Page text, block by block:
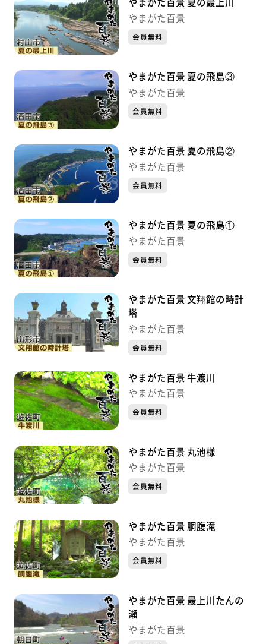
やまがた百景 夏の最上川
やまがた百景
会員無料
やまがた百景 夏の飛島③
やまがた百景
会員無料
やまがた百景 夏の飛島②
やまがた百景
会員無料
やまがた百景 夏の飛島①
やまがた百景
会員無料
やまがた百景 文翔館の時計
塔
やまがた百景
会員無料
やまがた百景 牛渡川
やまがた百景
会員無料
やまがた百景 丸池様
やまがた百景
会員無料
やまがた百景 胴腹滝
やまがた百景
会員無料
やまがた百景 最上川たんの
瀬
やまがた百景